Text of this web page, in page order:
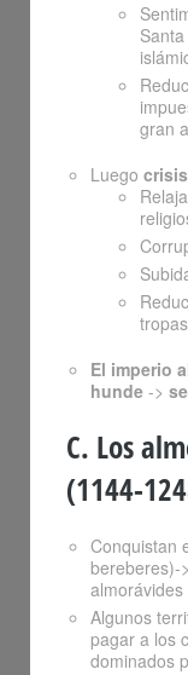
gran
Luego crisis
El imperio
hunde ->
C. Los
(1144-
Conquistan
bereberes)-
Algunos
pagar a los
dominados